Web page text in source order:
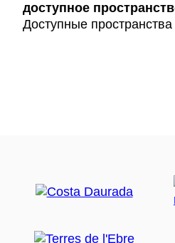
доступное
Доступные пространства